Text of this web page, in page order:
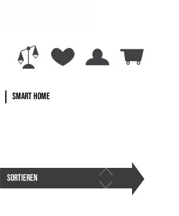
SMART HOME
SORTIEREN